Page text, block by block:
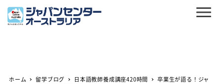
ホーム 留学ブログ 日本語教師養成講座420時間
卒業生が語る！ジャ